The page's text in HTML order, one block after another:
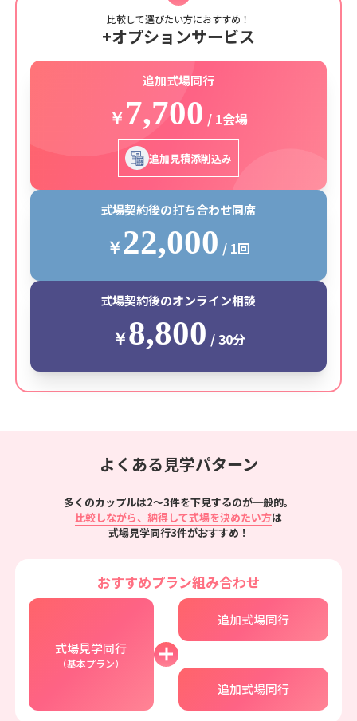
比較して選びたい方におすすめ！
+オプションサービス
追加式場同行
￥ 7,700 / 1会場
追加見積添削込み
式場契約後の打ち合わせ同席
￥22,000 / 1回
式場契約後のオンライン相談
￥8,800 / 30分
よくある見学パターン
多くのカップルは2～3件を下見するのが一般的。
比較しながら、納得して式場を決めたい方は
式場見学同行3件がおすすめ！
おすすめプラン組み合わせ
式場見学同行
（基本プラン）
追加式場同行
追加式場同行